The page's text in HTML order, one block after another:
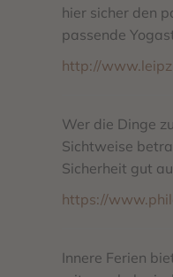
hier sicher den
passende
http://
Wer die Dinge
Sichtweise
Sicherheit gut
https://
Innere Ferien